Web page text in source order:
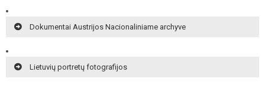
Dokumentai Austrijos Nacionaliniame archyve
Lietuvių portretų fotografijos